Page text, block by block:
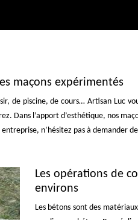
maçons expérimentés
de piscine, de cours… Artisan Luc
Dans l’apport d’esthétique, nos
n’hésitez pas à
Les opérations de
environs
Les bétons sont des